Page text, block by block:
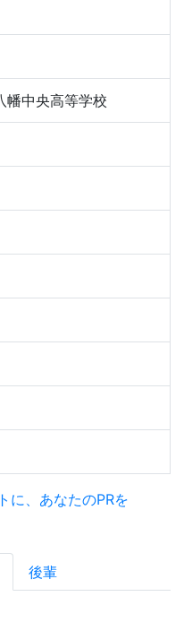
幡中央高等学校
に、あなたのPRを
後輩